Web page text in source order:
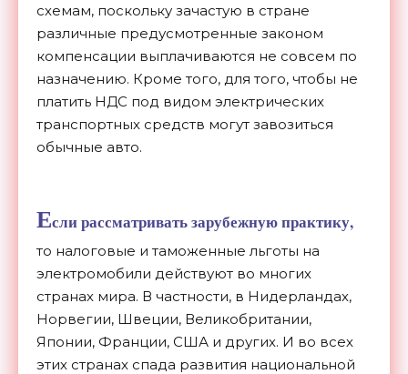
схемам, поскольку зачастую в стране
различные предусмотренные законом
компенсации выплачиваются не совсем по
назначению. Кроме того, для того, чтобы не
платить НДС под видом электрических
транспортных средств могут завозиться
обычные авто.
Если рассматривать зарубежную практику,
то налоговые и таможенные льготы на
электромобили действуют во многих
странах мира. В частности, в Нидерландах,
Норвегии, Швеции, Великобритании,
Японии, Франции, США и других. И во всех
этих странах спада развития национальной